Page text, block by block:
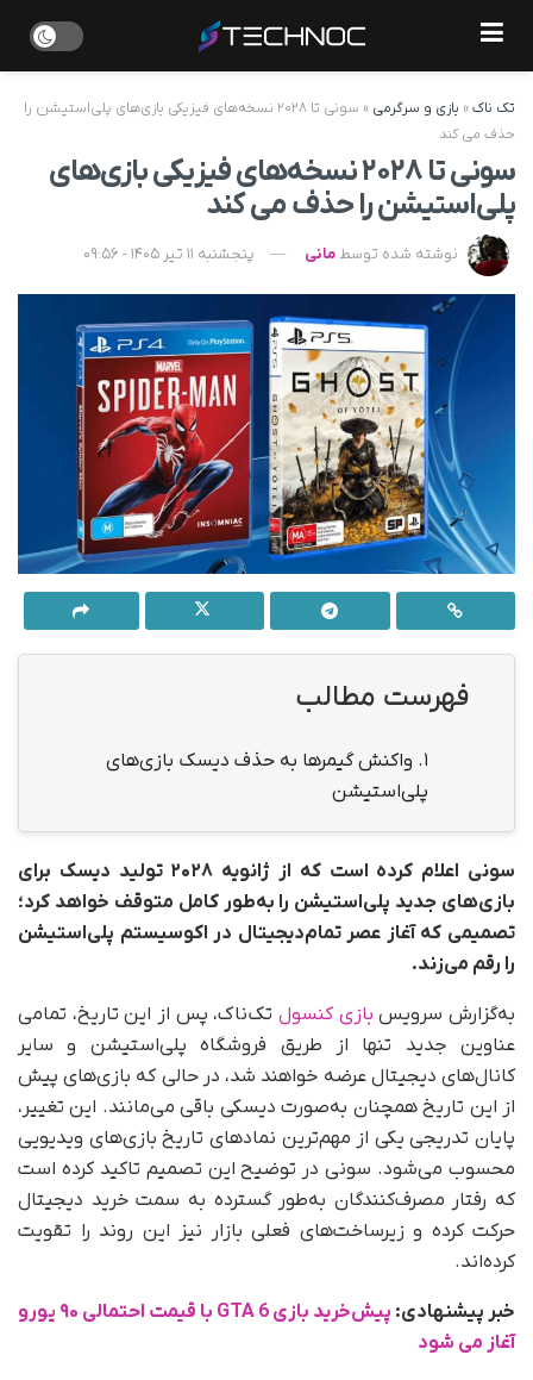
تک ناک» بازی و سرگرمی »
سونی تا ۲۰۲۸ نسخه‌های فیزیکی بازی‌های پلی‌استیشن را
حذف می کند
سونی تا ۲۰۲۸ نسخه‌های فیزیکی بازی‌های
پلی‌استیشن را حذف می کند
نوشته شده توسط مانی پنجشنبه 11 تیر 1405 - 09:56
فهرست مطالب
1. واکنش گیمرها به حذف دیسک بازی‌های
پلی‌استیشن
سونی اعلام کرده است که از ژانویه ۲۰۲۸ تولید دیسک برای
بازی‌های جدید پلی‌استیشن را به‌طور کامل متوقف خواهد کرد؛
تصمیمی که آغاز عصر تمام‌دیجیتال در اکوسیستم پلی‌استیشن
را رقم می‌زند.
به‌گزارش سرویس بازی کنسول تک‌ناک، پس از این تاریخ، تمامی
عناوین جدید تنها از طریق فروشگاه پلی‌استیشن و سایر
کانال‌های دیجیتال عرضه خواهند شد، در حالی که بازی‌های پیش
از این تاریخ همچنان به‌صورت دیسکی باقی می‌مانند. این تغییر،
پایان تدریجی یکی از مهم‌ترین نمادهای تاریخ بازی‌های ویدیویی
محسوب می‌شود. سونی در توضیح این تصمیم تاکید کرده است
که رفتار مصرف‌کنندگان به‌طور گسترده به سمت خرید دیجیتال
حرکت کرده و زیرساخت‌های فعلی بازار نیز این روند را تقویت
کرده‌اند.
خبر پیشنهادی:
پیش‌‌خرید بازی GTA 6 با قیمت احتمالی ۹۰ یورو
آغاز می‌ شود